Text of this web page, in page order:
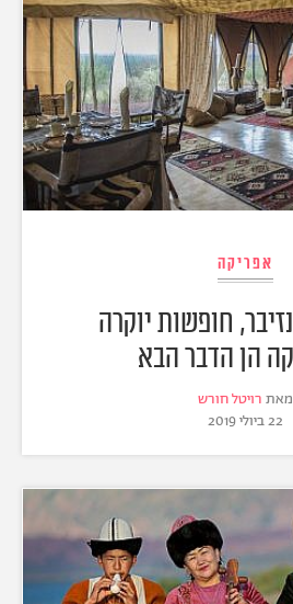
אפריקה
חופשות יוקרה
הן הדבר הבא
מאת רויטל חורש
22 ביולי 2019